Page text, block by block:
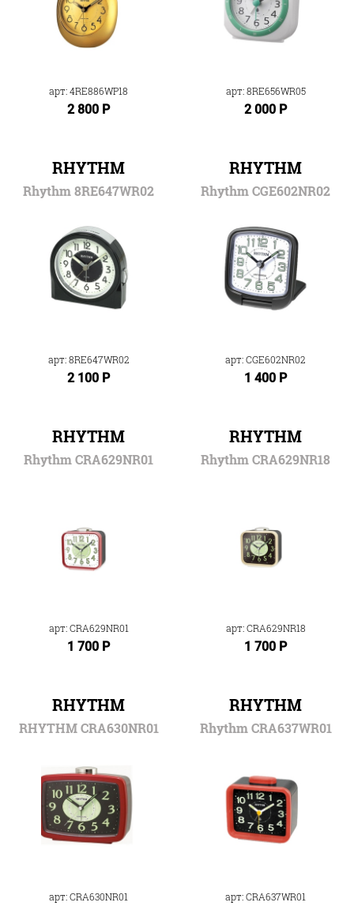
арт: 4RE886WP18
2 800 Р
арт: 8RE656WR05
2 000 Р
RHYTHM
Rhythm 8RE647WR02
арт: 8RE647WR02
2 100 Р
RHYTHM
Rhythm CGE602NR02
арт: CGE602NR02
1 400 Р
RHYTHM
Rhythm CRA629NR01
арт: CRA629NR01
1 700 Р
RHYTHM
Rhythm CRA629NR18
арт: CRA629NR18
1 700 Р
RHYTHM
RHYTHM CRA630NR01
арт: CRA630NR01
RHYTHM
Rhythm CRA637WR01
арт: CRA637WR01